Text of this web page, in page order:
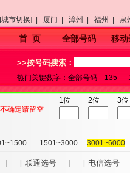
[城市切换] | 厦门 | 漳州 | 福州 |
首 页 全部号码 移动
>>按号码搜索：
热门关键数字： 全部号码 135
确定请留空
1位 2位 3位
1501~3000 3001~6000
[ 联通选号 ] [ 电信选号